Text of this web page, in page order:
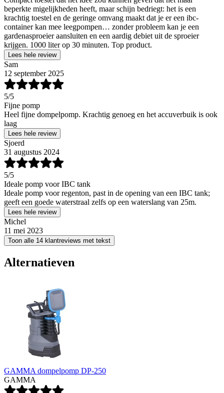
beperkte migelijkheden heeft, maar schijn bedriegt: het is een
krachtig toestel en de geringe omvang maakt dat je er een ibc-
container kan mee leegpompen… zonder probleem kan je een
gardenasproeier aansluiten en een aardig debiet uit de sproeier
krijgen. 1000 liter op 30 minuten. Top product.
Lees hele review
Sam
12 september 2025
5/5
Fijne pomp
Heel fijne dompelpomp. Krachtig genoeg en het accuverbuik is ook
laag
Lees hele review
Sjoerd
31 augustus 2024
5/5
Ideale pomp voor IBC tank
Ideale pomp voor regenton, past in de opening van een IBC tank;
geeft een goede waterstraal zelfs op een waterslang van 25m.
Lees hele review
Michel
11 mei 2023
Toon alle 14 klantreviews met tekst
Alternatieven
GAMMA dompelpomp DP-250
GAMMA